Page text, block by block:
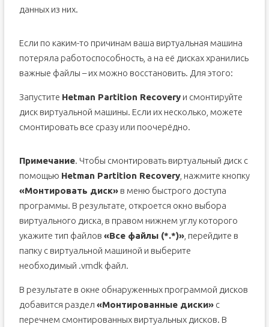
данных из них.
Если по каким-то причинам ваша виртуальная машина
потеряла работоспособность, а на её дисках хранились
важные файлы – их можно восстановить. Для этого:
Запустите Hetman Partition Recoveryи смонтируйте
диск виртуальной машины. Если их несколько, можете
смонтировать все сразу или поочерёдно.
Примечание. Чтобы смонтировать виртуальный диск с
помощью Hetman Partition Recovery, нажмите кнопку
«Монтировать диск»в меню быстрого доступа
программы. В результате, откроется окно выбора
виртуального диска, в правом нижнем углу которого
укажите тип файлов «Все файлы (*.*)», перейдите в
папку с виртуальной машиной и выберите
необходимый .vmdk файл.
В результате в окне обнаруженных программой дисков
добавится раздел «Монтированные диски»с
перечнем смонтированных виртуальных дисков. В